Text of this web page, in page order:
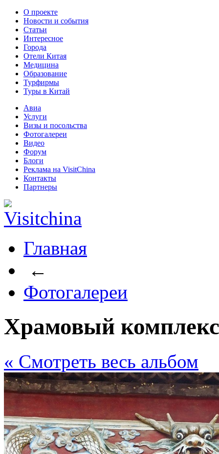
О проекте
Новости и события
Статьи
Интересное
Города
Отели Китая
Медицина
Образование
Турфирмы
Туры в Китай
Авиа
Услуги
Визы и посольства
Фотогалереи
Видео
Форум
Блоги
Реклама на VisitChina
Контакты
Партнеры
Главная
←
Фотогалереи
Храмовый
« Cмотреть весь альбом